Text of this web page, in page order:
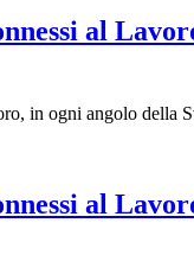
al
in ogni angolo della
al